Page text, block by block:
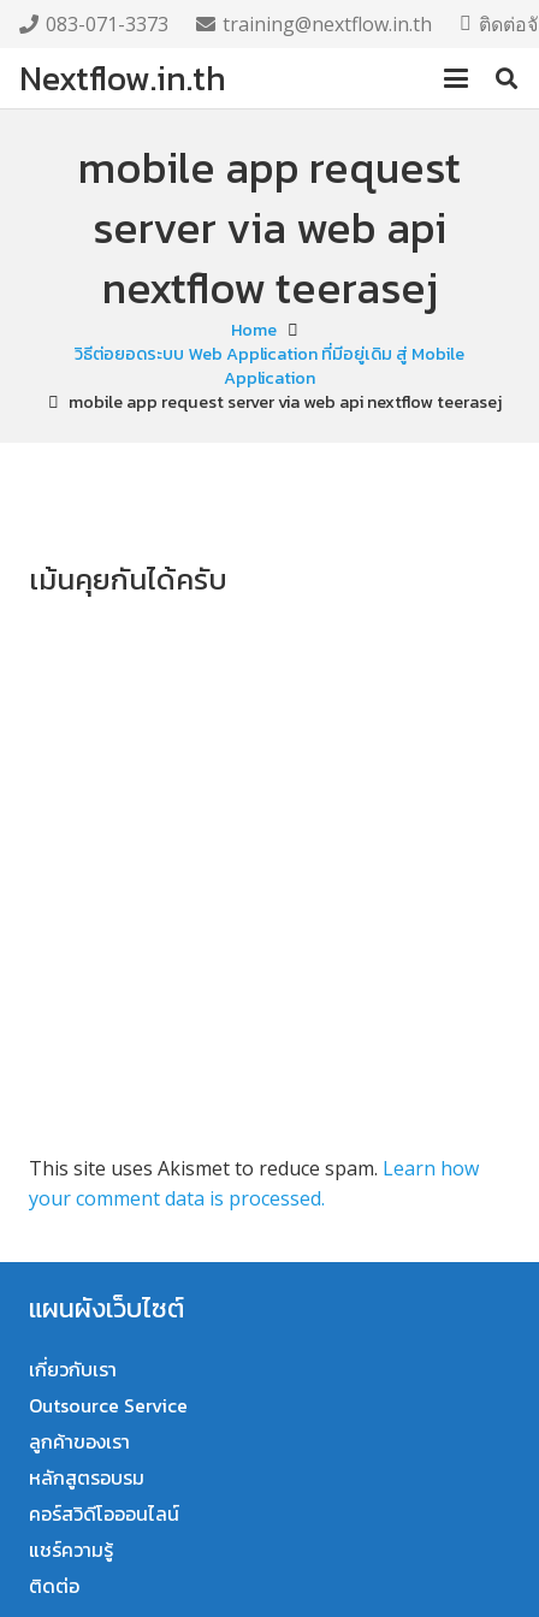
083-071-3373 training@nextflow.in.th ติดต่อ
Nextflow.in.th
mobile app request
server via web api
nextflow teerasej
Home
วิธีต่อยอดระบบ Web Application ที่มีอยู่เดิม สู่ Mobile
Application
mobile app request server via web api nextflow teerasej
เม้นคุยกันได้ครับ
This site uses Akismet to reduce spam. Learn how
your comment data is processed.
แผนผังเว็บไซต์
เกี่ยวกับเรา
Outsource Service
ลูกค้าของเรา
หลักสูตรอบรม
คอร์สวิดีโอออนไลน์
แชร์ความรู้
ติดต่อ